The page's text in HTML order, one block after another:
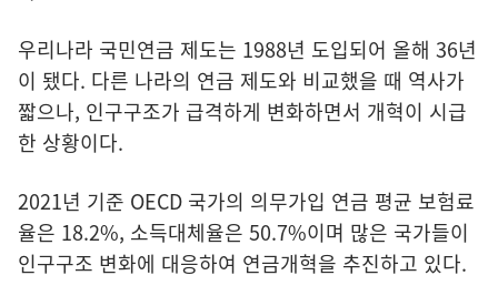
우리나라 국민연금 제도는 1988년 도입되어 올해 36년
이 됐다. 다른 나라의 연금 제도와 비교했을 때 역사가
짧으나, 인구구조가 급격하게 변화하면서 개혁이 시급
한 상황이다.
2021년 기준 OECD 국가의 의무가입 연금 평균 보험료
율은 18.2%, 소득대체율은 50.7%이며 많은 국가들이
인구구조 변화에 대응하여 연금개혁을 추진하고 있다.